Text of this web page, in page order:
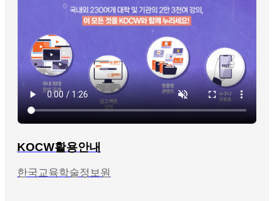
KOCW활용안내
한국교육학술정보원